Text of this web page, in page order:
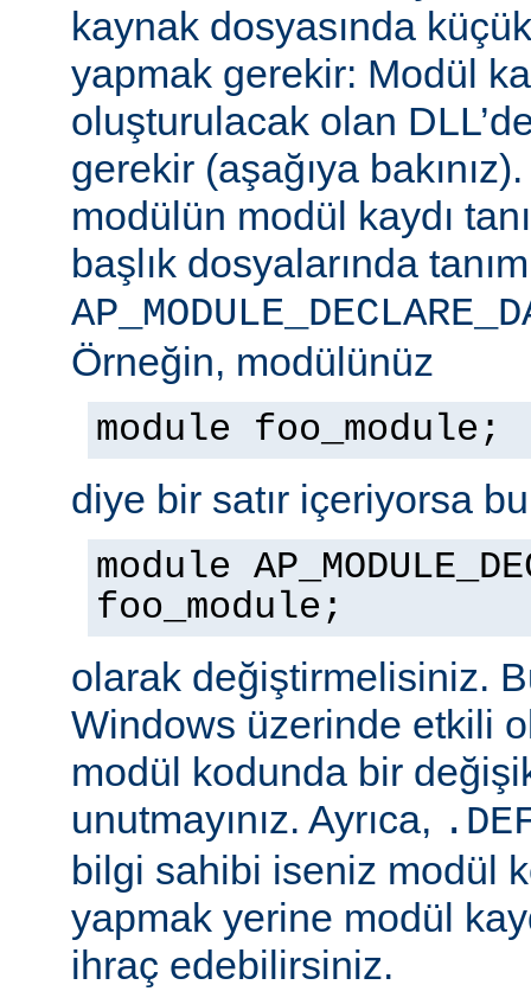
kaynak dosyasında
yapmak gerekir: Modül
oluşturulacak olan
gerekir (aşağıya
modülün modül kaydı
başlık dosyalarında
Örneğin, modülünüz
module foo_module;
diye bir satır içeriyorsa
module
foo_module;
olarak değiştirmelisiniz.
Windows üzerinde etkili
modül kodunda bir
unutmayınız. Ayrıca,
bilgi sahibi iseniz modül
yapmak yerine modül
ihraç edebilirsiniz.